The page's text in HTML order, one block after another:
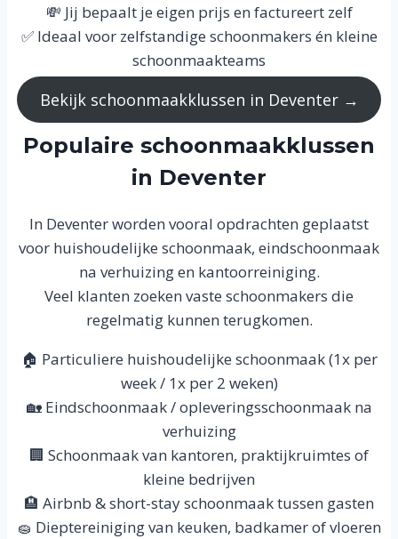
💸 Jij bepaalt je eigen prijs en factureert zelf
✅ Ideaal voor zelfstandige schoonmakers én kleine
schoonmaakteams
Bekijk schoonmaakklussen in Deventer →
Populaire schoonmaakklussen
in Deventer
In Deventer worden vooral opdrachten geplaatst
voor huishoudelijke schoonmaak, eindschoonmaak
na verhuizing en kantoorreiniging.
Veel klanten zoeken vaste schoonmakers die
regelmatig kunnen terugkomen.
🏠 Particuliere huishoudelijke schoonmaak (1x per
week / 1x per 2 weken)
🏡 Eindschoonmaak / opleveringsschoonmaak na
verhuizing
🏢 Schoonmaak van kantoren, praktijkruimtes of
kleine bedrijven
🏨 Airbnb & short-stay schoonmaak tussen gasten
🧽 Dieptereiniging van keuken, badkamer of vloeren